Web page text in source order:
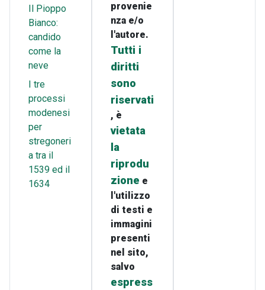
Il Pioppo
Bianco:
candido
come la
neve
I tre
processi
modenesi
per
stregoneri
a tra il
1539 ed il
1634
provenie
nza e/o
l'autore.
Tutti i
diritti
sono
riservati
, è
vietata
la
riprodu
zione e
l'utilizzo
di testi e
immagini
presenti
nel sito,
salvo
espress